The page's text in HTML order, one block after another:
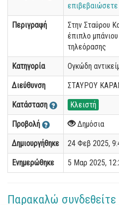
επιβεβαιώσετε
Περιγραφή
Στην Σταύρου
έπιπλο
τηλεόρασης
Κατηγορία Ογκώδη
Διεύθυνση ΣΤΑΥΡΟΥ
Κατάσταση Κλειστή
Προβολή Δημόσια
Δημιουργήθηκε 24 Φεβ 2025,
Ενημερώθηκε 5 Μαρ 2025,
Παρακαλώ συνδεθείτε